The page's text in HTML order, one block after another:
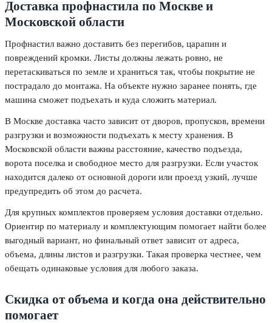
Доставка профнастила по Москве и
Московской области
Профнастил важно доставить без перегибов, царапин и
повреждений кромки. Листы должны лежать ровно, не
перетаскиваться по земле и храниться так, чтобы покрытие не
пострадало до монтажа. На объекте нужно заранее понять, где
машина сможет подъехать и куда сложить материал.
В Москве доставка часто зависит от дворов, пропусков, времени
разгрузки и возможности подъехать к месту хранения. В
Московской области важны расстояние, качество подъезда,
ворота поселка и свободное место для разгрузки. Если участок
находится далеко от основной дороги или проезд узкий, лучше
предупредить об этом до расчета.
Для крупных комплектов проверяем условия доставки отдельно.
Ориентир по материалу и комплектующим помогает найти более
выгодный вариант, но финальный ответ зависит от адреса,
объема, длины листов и разгрузки. Такая проверка честнее, чем
обещать одинаковые условия для любого заказа.
Скидка от объема и когда она действительно
помогает